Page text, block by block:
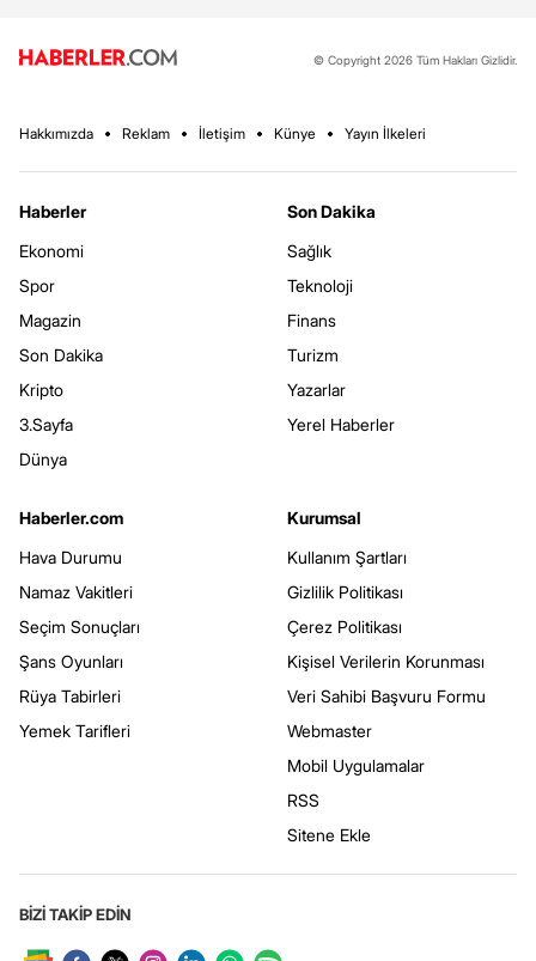
© Copyright 2026 Tüm Hakları Gizlidir.
Hakkımızda Reklam İletişim Künye Yayın İlkeleri
Haberler
Ekonomi
Spor
Magazin
Son Dakika
Kripto
3.Sayfa
Dünya
Son Dakika
Sağlık
Teknoloji
Finans
Turizm
Yazarlar
Yerel Haberler
Haberler.com
Hava Durumu
Namaz Vakitleri
Seçim Sonuçları
Şans Oyunları
Rüya Tabirleri
Yemek Tarifleri
Kurumsal
Kullanım Şartları
Gizlilik Politikası
Çerez Politikası
Kişisel Verilerin Korunması
Veri Sahibi Başvuru Formu
Webmaster
Mobil Uygulamalar
RSS
Sitene Ekle
BİZİ TAKİP EDİN